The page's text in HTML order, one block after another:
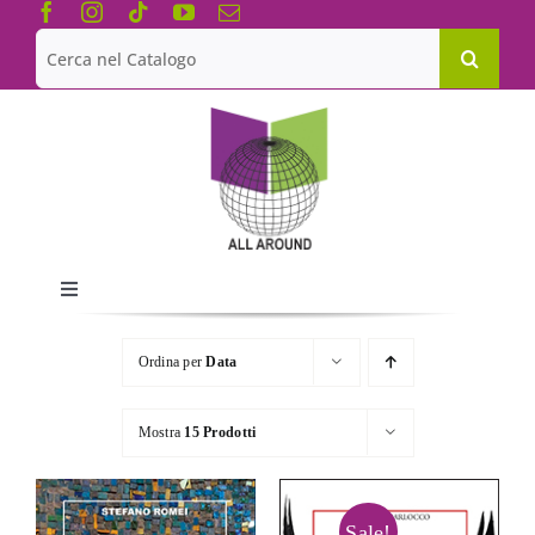
Salta
contenuto
Cerca
per:
Toggle
Navigation
Chi siamo
Le Collane
Catalogo
Ordina perData
Mostra 15 Prodotti